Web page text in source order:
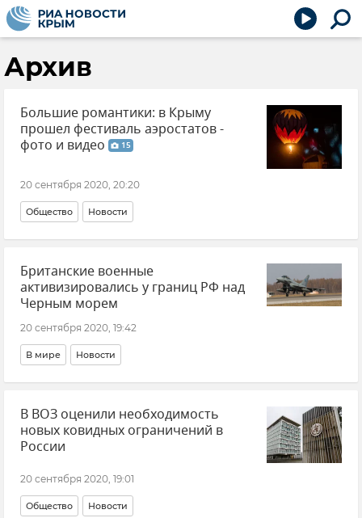
Архив
Большие романтики: в Крыму
прошел фестиваль аэростатов -
фото и видео
15
20 сентября 2020, 20:20
Общество Новости
Британские военные
активизировались у границ РФ над
Черным морем
20 сентября 2020, 19:42
В мире Новости
В ВОЗ оценили необходимость
новых ковидных ограничений в
России
20 сентября 2020, 19:01
Общество Новости